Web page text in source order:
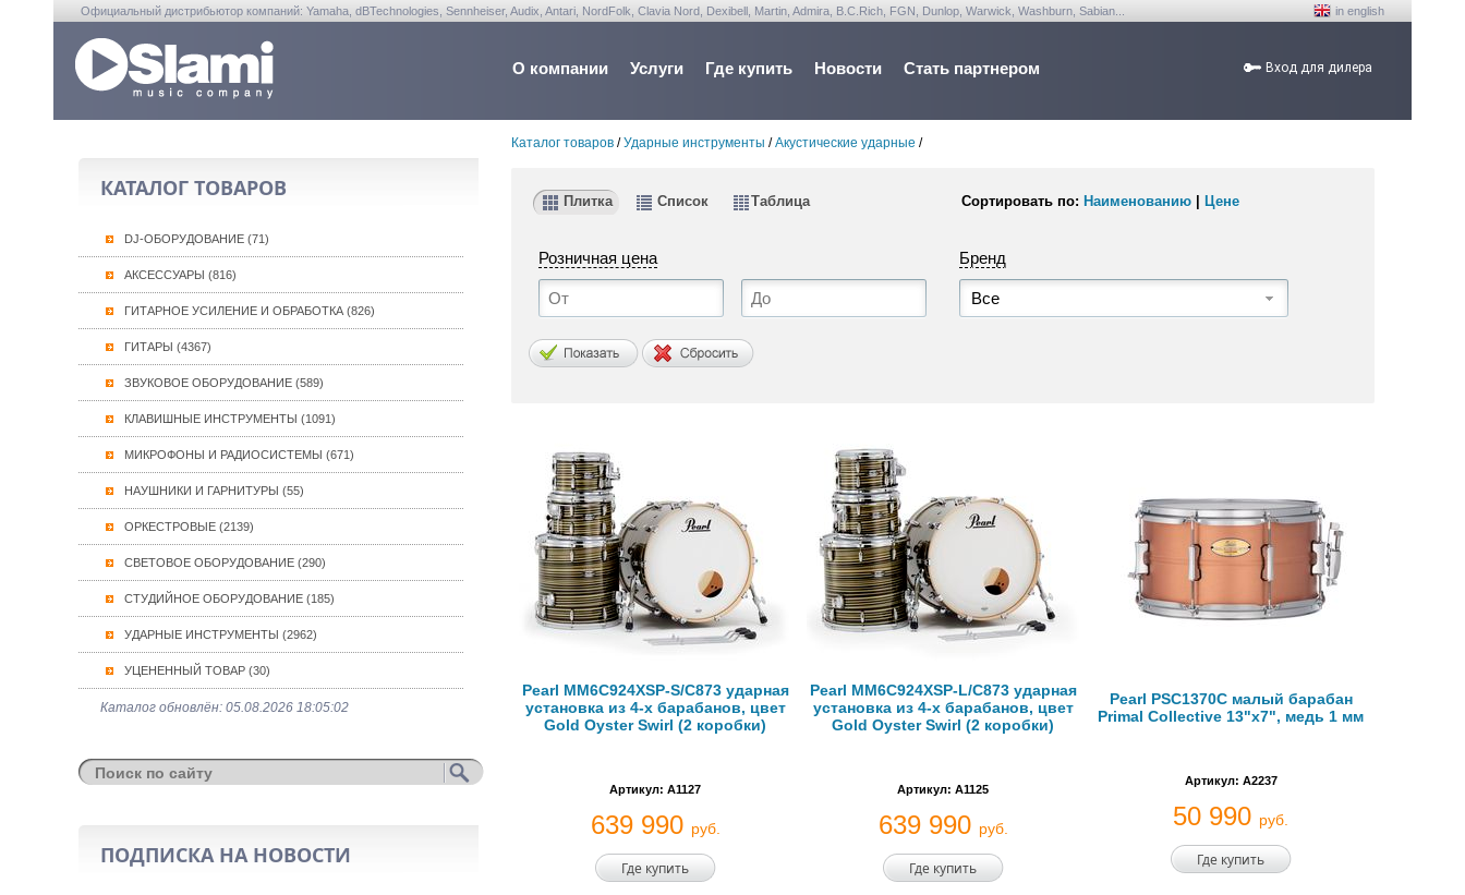
Официальный дистрибьютор компаний: Yamaha, dBTechnologies, Sennheiser, Audix, Antari, NordFolk, Clavia Nord, Dexibell, Martin, Admira, B.C.Rich, FGN, Dunlop, Warwick, Washburn, Sabian... in english
О компании Услуги Где купить Новости Стать партнером Вход для дилера
КАТАЛОГ ТОВАРОВ
DJ-ОБОРУДОВАНИЕ (71)
АКСЕССУАРЫ (816)
ГИТАРНОЕ УСИЛЕНИЕ И ОБРАБОТКА (826)
ГИТАРЫ (4367)
ЗВУКОВОЕ ОБОРУДОВАНИЕ (589)
КЛАВИШНЫЕ ИНСТРУМЕНТЫ (1091)
МИКРОФОНЫ И РАДИОСИСТЕМЫ (671)
НАУШНИКИ И ГАРНИТУРЫ (55)
ОРКЕСТРОВЫЕ (2139)
СВЕТОВОЕ ОБОРУДОВАНИЕ (290)
СТУДИЙНОЕ ОБОРУДОВАНИЕ (185)
УДАРНЫЕ ИНСТРУМЕНТЫ (2962)
УЦЕНЕННЫЙ ТОВАР (30)
Каталог обновлён: 05.08.2026 18:05:02
ПОДПИСКА НА НОВОСТИ
Каталог товаров /Ударные инструменты /Акустические ударные /
Плитка Список Таблица Сортировать по: Наименованию Цене
Розничная цена Бренд
Все
Pearl MM6C924XSP-S/C873 ударная
установка из 4-х барабанов, цвет
Gold Oyster Swirl (2 коробки)
Артикул: A1127
639 990 руб.
Где купить
Pearl MM6C924XSP-L/C873 ударная
установка из 4-х барабанов, цвет
Gold Oyster Swirl (2 коробки)
Артикул: A1125
639 990 руб.
Где купить
Pearl PSC1370C малый барабан
Primal Collective 13"x7", медь 1 мм
Артикул: A2237
50 990 руб.
Где купить